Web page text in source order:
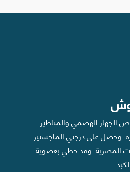
الهضمي والمناظير
وحصل على درجتي الماجستير
المصرية. وقد حظي بعضوية